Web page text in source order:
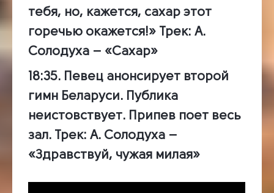
тебя, но, кажется, сахар этот
горечью окажется!» Трек: А.
Солодуха – «Сахар»
18:35. Певец анонсирует второй
гимн Беларуси. Публика
неистовствует. Припев поет весь
зал. Трек: А. Солодуха –
«Здравствуй, чужая милая»